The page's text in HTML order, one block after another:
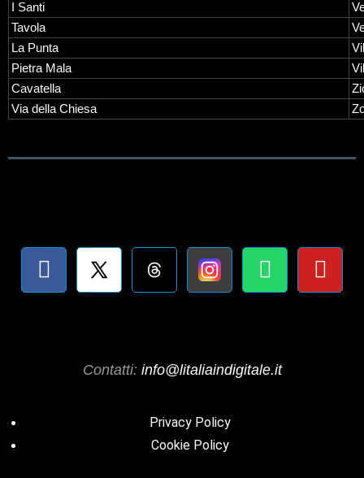
I Santi
Tavola
La Punta
Pietra Mala
Cavatella
Via della Chiesa
Contatti: info@litaliaindigitale.it
Privacy Policy
Cookie Policy